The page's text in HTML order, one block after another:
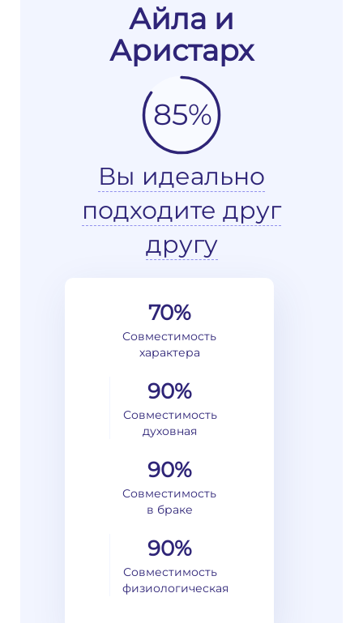
Айла и
Аристарх
85%
Вы идеально
подходите друг
другу
70%
Совместимость
характера
90%
Совместимость
духовная
90%
Совместимость
в браке
90%
Совместимость
физиологическая